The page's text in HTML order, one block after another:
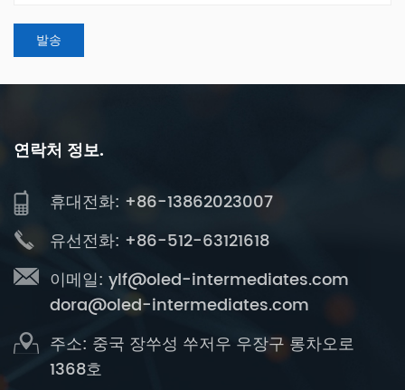
연락처 정보.
휴대전화: +86-13862023007
유선전화: +86-512-63121618
이메일: ylf@oled-intermediates.com
dora@oled-intermediates.com
주소: 중국 장쑤성 쑤저우 우장구 롱차오로
1368호